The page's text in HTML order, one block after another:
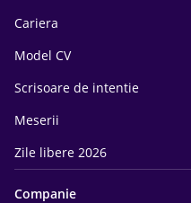
Cariera
Model CV
Scrisoare de intentie
Meserii
Zile libere 2026
Companie